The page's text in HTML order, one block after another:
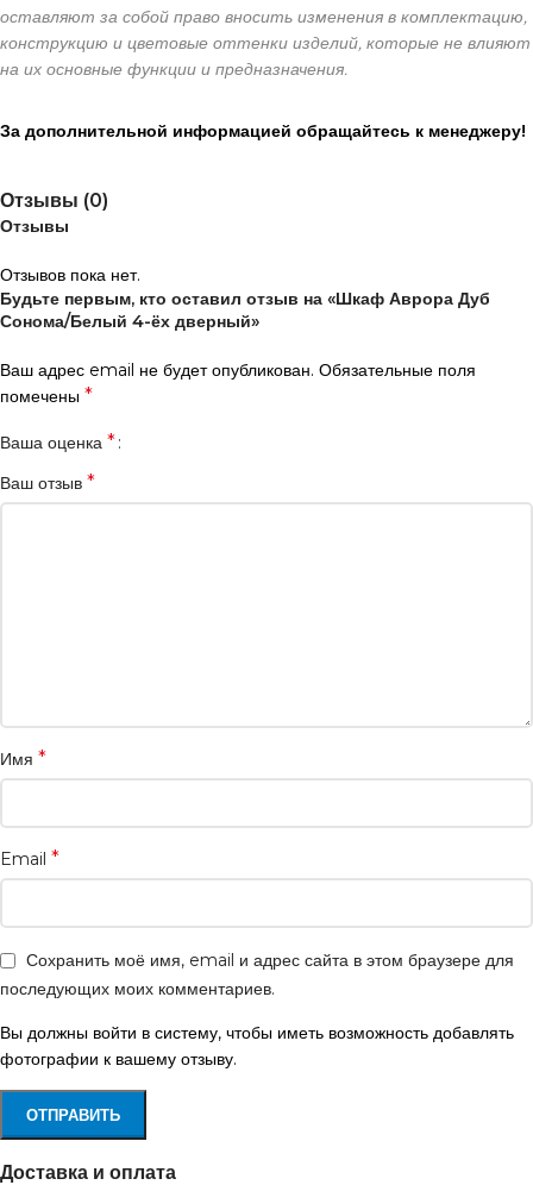
оставляют за собой право вносить изменения в комплектацию,
конструкцию и цветовые оттенки изделий, которые не влияют
на их основные функции и предназначения.
За дополнительной информацией обращайтесь к менеджеру!
Отзывы (0)
Отзывы
Отзывов пока нет.
Будьте первым, кто оставил отзыв на «Шкаф Аврора Дуб
Сонома/Белый 4-ёх дверный»
Ваш адрес email не будет опубликован. Обязательные поля
помечены *
Ваша оценка *
Ваш отзыв *
Имя *
Email *
Сохранить моё имя, email и адрес сайта в этом браузере для
последующих моих комментариев.
Вы должны войти в систему, чтобы иметь возможность добавлять
фотографии к вашему отзыву.
Доставка и оплата